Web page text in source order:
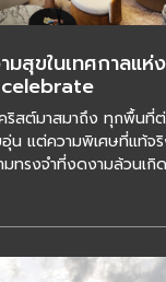
มสุขในเทศกาลแห่
ริสต์มาสมาถึง ทุกพื้นที่
อุ่น แต่ความพิเศษที่แท้จ
มทรงจำที่งดงามล้วนเกิ